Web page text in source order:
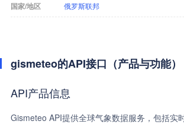
国家/地区 俄罗斯联邦
gismeteo的API接口（产品与功能）
API产品信息
Gismeteo API提供全球气象数据服务，包括实